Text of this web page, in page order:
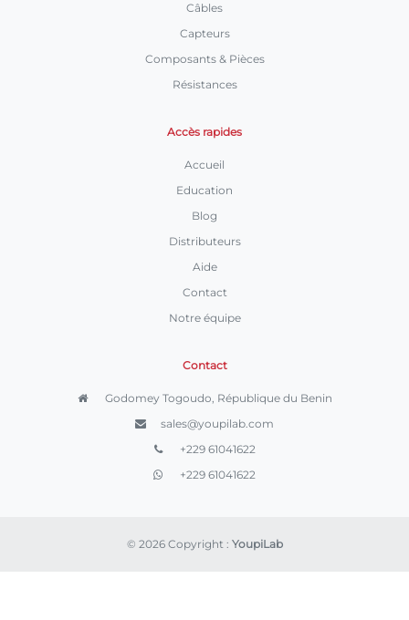
Câbles
Capteurs
Composants & Pièces
Résistances
Accès rapides
Accueil
Education
Blog
Distributeurs
Aide
Contact
Notre équipe
Contact
Godomey Togoudo, République du Benin
sales@youpilab.com
+229 61041622
+229 61041622
© 2026 Copyright : YoupiLab